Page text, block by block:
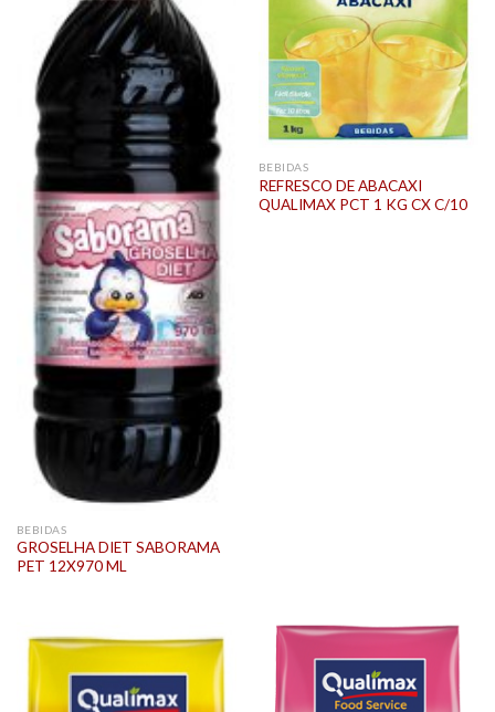
BEBIDAS
GROSELHA DIET SABORAMA
PET 12X970 ML
BEBIDAS
REFRESCO DE ABACAXI
QUALIMAX PCT 1 KG CX C/10